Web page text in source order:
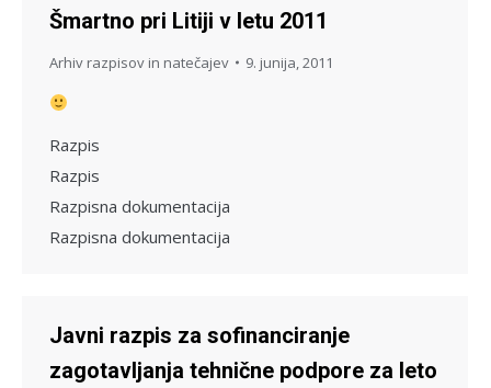
Šmartno pri Litiji v letu 2011
Arhiv razpisov in natečajev 9. junija, 2011
Razpis
Razpis
Razpisna dokumentacija
Razpisna dokumentacija
Javni razpis za sofinanciranje
zagotavljanja tehnične podpore za leto